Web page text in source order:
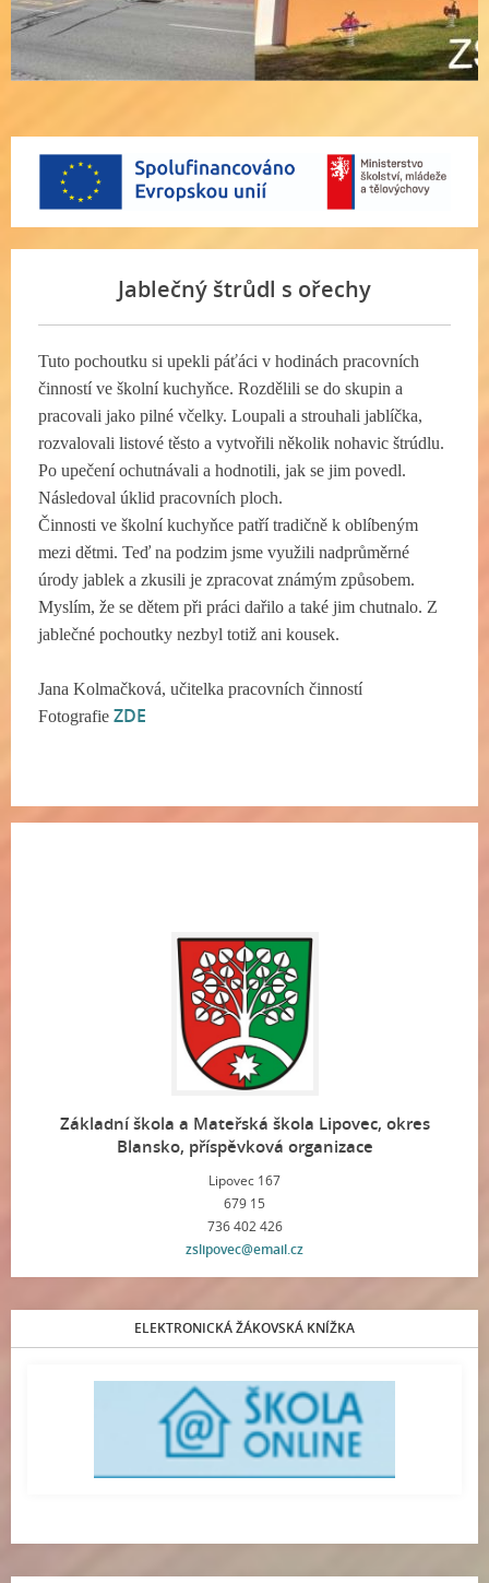
Jablečný štrůdl s ořechy
Tuto pochoutku si upekli páťáci v hodinách pracovních
činností ve školní kuchyňce. Rozdělili se do skupin a
pracovali jako pilné včelky. Loupali a strouhali jablíčka,
rozvalovali listové těsto a vytvořili několik nohavic štrúdlu.
Po upečení ochutnávali a hodnotili, jak se jim povedl.
Následoval úklid pracovních ploch.
Činnosti ve školní kuchyňce patří tradičně k oblíbeným
mezi dětmi. Teď na podzim jsme využili nadprůměrné
úrody jablek a zkusili je zpracovat známým způsobem.
Myslím, že se dětem při práci dařilo a také jim chutnalo. Z
jablečné pochoutky nezbyl totiž ani kousek.
Jana Kolmačková, učitelka pracovních činností
Fotografie ZDE
Základní škola a Mateřská škola Lipovec, okres
Blansko, příspěvková organizace
Lipovec 167
679 15
736 402 426
zslipovec@email.cz
ELEKTRONICKÁ ŽÁKOVSKÁ KNÍŽKA